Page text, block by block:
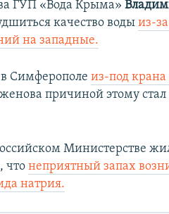
ГУП «Вода Крыма»
качество водыиз-
на западные.
в Симферополеиз-под
причиной этому
Министерстве
чтонеприятный запах
натрия.